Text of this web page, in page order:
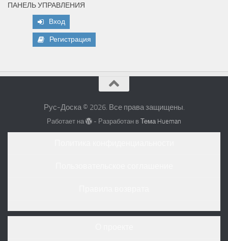
ПАНЕЛЬ УПРАВЛЕНИЯ
Вход
Регистрация
Рус-Доска © 2026. Все права защищены.
Работает на - Разработан вТема Hueman